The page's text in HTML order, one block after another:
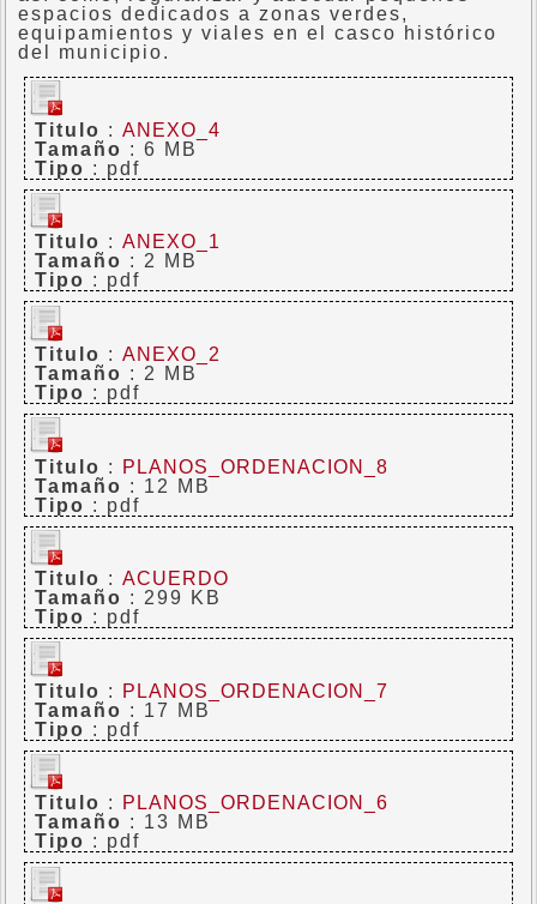
espacios dedicados a zonas verdes,
equipamientos y viales en el casco histórico
del municipio.
Titulo :ANEXO_4
Tamaño : 6 MB
Tipo : pdf
Titulo :ANEXO_1
Tamaño : 2 MB
Tipo : pdf
Titulo :ANEXO_2
Tamaño : 2 MB
Tipo : pdf
Titulo :
PLANOS_ORDENACION_8
Tamaño : 12 MB
Tipo : pdf
Titulo :ACUERDO
Tamaño : 299 KB
Tipo : pdf
Titulo :
PLANOS_ORDENACION_7
Tamaño : 17 MB
Tipo : pdf
Titulo :
PLANOS_ORDENACION_6
Tamaño : 13 MB
Tipo : pdf